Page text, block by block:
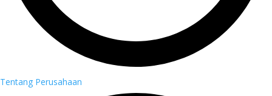
Tentang Perusahaan